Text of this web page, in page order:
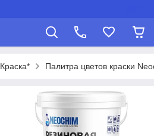
Краска* Палитра цветов краски